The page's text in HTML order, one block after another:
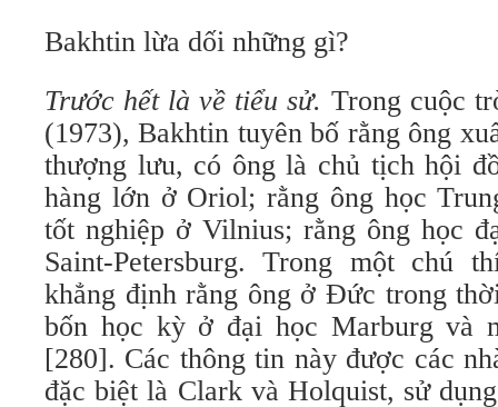
Bakhtin lừa dối những gì?
Trước hết là về tiểu sử. Trong cuộc
(1973), Bakhtin tuyên bố rằng ông
thượng lưu, có ông là chủ tịch hội
hàng lớn ở Oriol; rằng ông học
tốt nghiệp ở Vilnius; rằng ông học
Saint-Petersburg. Trong một chú
khẳng định rằng ông ở Đức trong
bốn học kỳ ở đại học Marburg và
[280]. Các thông tin này được các
đặc biệt là Clark và Holquist, sử